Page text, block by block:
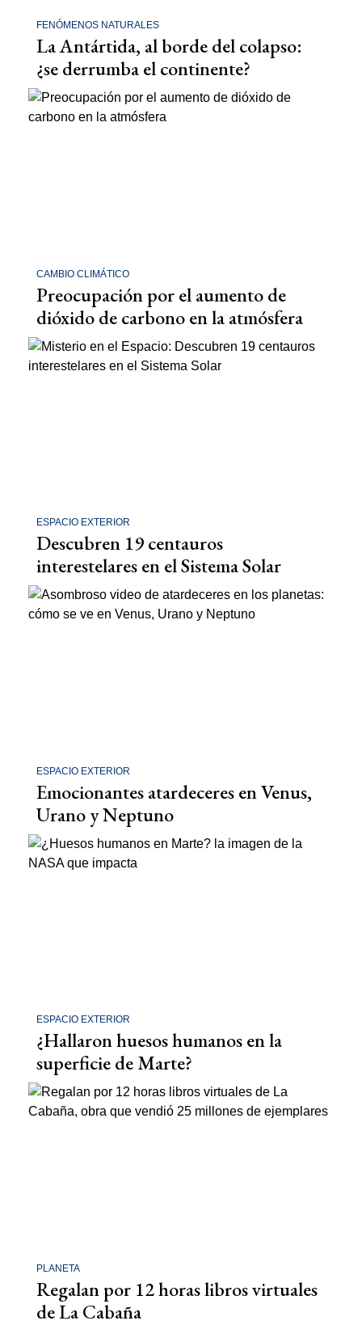
FENÓMENOS NATURALES
La Antártida, al borde del colapso:
¿se derrumba el continente?
CAMBIO CLIMÁTICO
Preocupación por el aumento de
dióxido de carbono en la atmósfera
ESPACIO EXTERIOR
Descubren 19 centauros
interestelares en el Sistema Solar
ESPACIO EXTERIOR
Emocionantes atardeceres en Venus,
Urano y Neptuno
ESPACIO EXTERIOR
¿Hallaron huesos humanos en la
superficie de Marte?
PLANETA
Regalan por 12 horas libros virtuales
de La Cabaña